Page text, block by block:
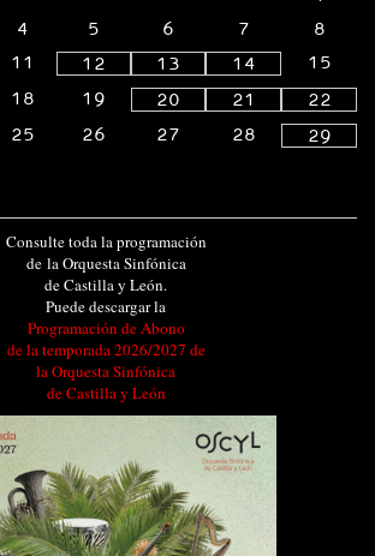
4 5 6 7
8
11 12 13 14
15
18 19 20 21
22
25 26 27 28
29
Consulte toda la programación
de la Orquesta Sinfónica
de Castilla y León.
Puede descargar la
Programación de Abono
de la temporada 2026/2027 de
la Orquesta Sinfónica
de Castilla y León